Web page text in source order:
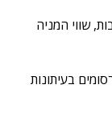
שווי המניה
בעיתונות